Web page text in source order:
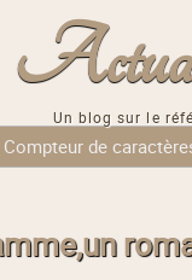
Un blog sur le
Compteur de